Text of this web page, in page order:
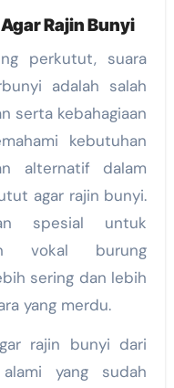
Rajin Bunyi
perkutut, suara
adalah salah
serta kebahagiaan
kebutuhan
alternatif dalam
agar rajin bunyi.
spesial untuk
vokal burung
sering dan lebih
yang merdu.
rajin bunyi dari
yang sudah